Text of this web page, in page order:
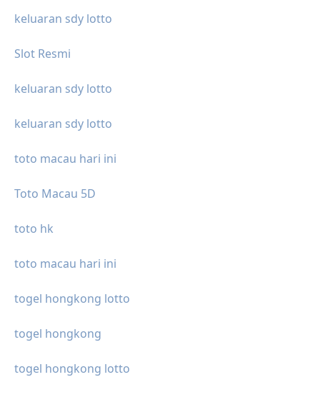
keluaran sdy lotto
Slot Resmi
keluaran sdy lotto
keluaran sdy lotto
toto macau hari ini
Toto Macau 5D
toto hk
toto macau hari ini
togel hongkong lotto
togel hongkong
togel hongkong lotto